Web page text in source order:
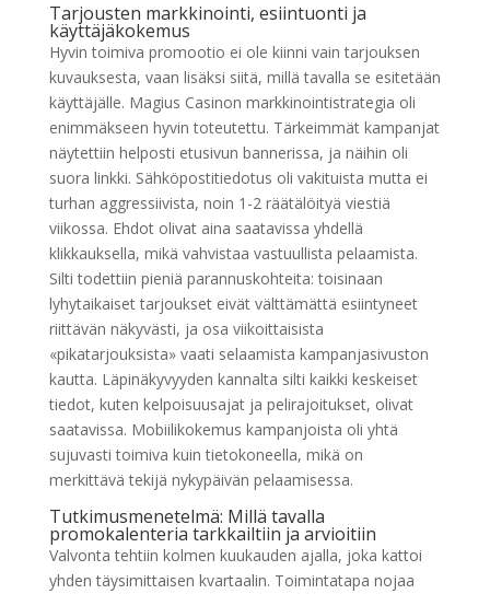
Tarjousten markkinointi, esiintuonti ja
käyttäjäkokemus
Hyvin toimiva promootio ei ole kiinni vain tarjouksen
kuvauksesta, vaan lisäksi siitä, millä tavalla se esitetään
käyttäjälle. Magius Casinon markkinointistrategia oli
enimmäkseen hyvin toteutettu. Tärkeimmät kampanjat
näytettiin helposti etusivun bannerissa, ja näihin oli
suora linkki. Sähköpostitiedotus oli vakituista mutta ei
turhan aggressiivista, noin 1-2 räätälöityä viestiä
viikossa. Ehdot olivat aina saatavissa yhdellä
klikkauksella, mikä vahvistaa vastuullista pelaamista.
Silti todettiin pieniä parannuskohteita: toisinaan
lyhytaikaiset tarjoukset eivät välttämättä esiintyneet
riittävän näkyvästi, ja osa viikoittaisista
«pikatarjouksista» vaati selaamista kampanjasivuston
kautta. Läpinäkyvyyden kannalta silti kaikki keskeiset
tiedot, kuten kelpoisuusajat ja pelirajoitukset, olivat
saatavissa. Mobiilikokemus kampanjoista oli yhtä
sujuvasti toimiva kuin tietokoneella, mikä on
merkittävä tekijä nykypäivän pelaamisessa.
Tutkimusmenetelmä: Millä tavalla
promokalenteria tarkkailtiin ja arvioitiin
Valvonta tehtiin kolmen kuukauden ajalla, joka kattoi
yhden täysimittaisen kvartaalin. Toimintatapa nojaa